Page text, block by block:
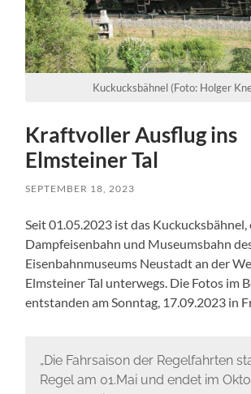
Kuckucksbähnel (Foto: Holger
Kraftvoller Ausflug ins
Elmsteiner Tal
SEPTEMBER 18, 2023
Seit 01.05.2023 ist das
Dampfeisenbahn und Museumsbahn
Eisenbahnmuseums Neustadt an der
Elmsteiner Tal unterwegs. Die Fotos im
entstanden am Sonntag, 17.09.2023 in
„Die Fahrsaison der Regelfahrten
Regel am 01.Mai und endet im